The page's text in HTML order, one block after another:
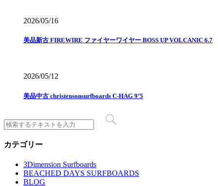
2026/05/16
美品新古 FIREWIRE ファイヤーワイヤー BOSS UP VOLCANIC 6.7
2026/05/12
美品中古 christensonsurfboards C-HAG 9’5
カテゴリー
3Dimension Surfboards
BEACHED DAYS SURFBOARDS
BLOG